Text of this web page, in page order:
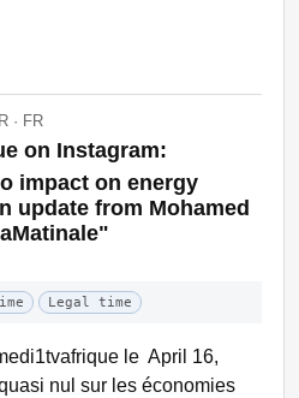
· FR
on Instagram:
impact on energy
update from Mohamed
Legal time
le April 16,
nul sur les économies